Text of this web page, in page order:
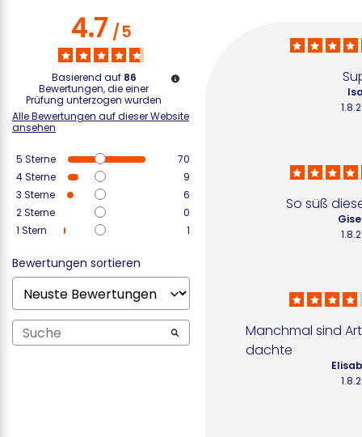
4.7/5
Basierend auf 86
Bewertungen, die einer
Prüfung unterzogen wurden
Alle Bewertungen auf dieser Website
ansehen
5 Sterne
70
4Sterne
9
3 Sterne
6
2Sterne
0
1 Stern 1
Bewertungen sortieren
So süß
Manchmal sind
dachte